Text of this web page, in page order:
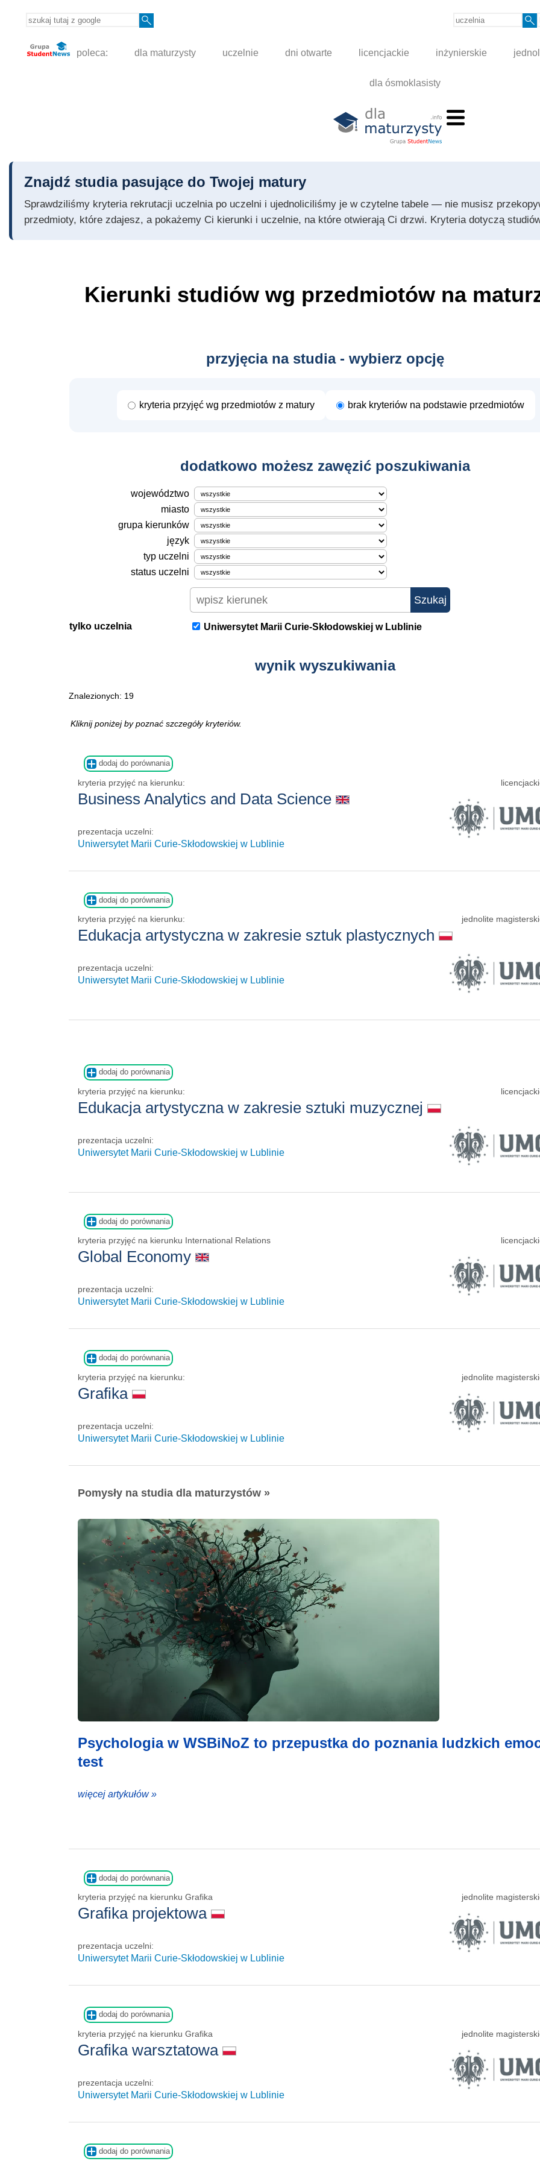
poleca: dla maturzysty uczelnie dni otwarte licencjackie inżynierskie
dla ósmoklasisty
Znajdź studia pasujące do Twojej matury
Sprawdziliśmy kryteria rekrutacji uczelnia po uczelni i ujednoliciliśmy je w czytelne tabele — nie musisz
przedmioty, które zdajesz, a pokażemy Ci kierunki i uczelnie, na które otwierają Ci drzwi. Kryteria dotyczą
Kierunki studiów wg przedmiotów na
przyjęcia na studia - wybierz opcję
kryteria przyjęć wg przedmiotów z matury brak kryteriów na podstawie przedmiotów
dodatkowo możesz zawęzić poszukiwania
województwo
miasto
grupa kierunków
język
typ uczelni
status uczelni
tylko uczelnia Uniwersytet Marii Curie-Skłodowskiej w Lublinie
wynik wyszukiwania
Znalezionych: 19
Kliknij poniżej by poznać szczegóły kryteriów.
dodaj do porównania
kryteria przyjęć na kierunku:
Business Analytics and Data Science
prezentacja uczelni:
Uniwersytet Marii Curie-Skłodowskiej w Lublinie
dodaj do porównania
jednolite
kryteria przyjęć na kierunku:
Edukacja artystyczna w zakresie sztuk plastycznych
prezentacja uczelni:
Uniwersytet Marii Curie-Skłodowskiej w Lublinie
dodaj do porównania
kryteria przyjęć na kierunku:
Edukacja artystyczna w zakresie sztuki muzycznej
prezentacja uczelni:
Uniwersytet Marii Curie-Skłodowskiej w Lublinie
dodaj do porównania
kryteria przyjęć na kierunku International Relations
Global Economy
prezentacja uczelni:
Uniwersytet Marii Curie-Skłodowskiej w Lublinie
dodaj do porównania
jednolite
kryteria przyjęć na kierunku:
Grafika
prezentacja uczelni:
Uniwersytet Marii Curie-Skłodowskiej w Lublinie
Pomysły na studia dla maturzystów »
Psychologia w WSBiNoZ to przepustka do poznania ludzkich
test
więcej artykułów »
dodaj do porównania
jednolite
kryteria przyjęć na kierunku Grafika
Grafika projektowa
prezentacja uczelni:
Uniwersytet Marii Curie-Skłodowskiej w Lublinie
dodaj do porównania
jednolite
kryteria przyjęć na kierunku Grafika
Grafika warsztatowa
prezentacja uczelni:
Uniwersytet Marii Curie-Skłodowskiej w Lublinie
dodaj do porównania